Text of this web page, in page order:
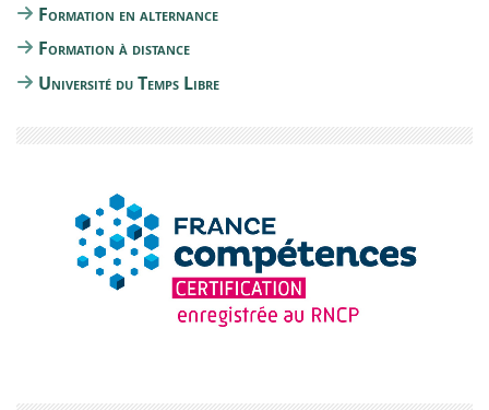
Formation en alternance
Formation à distance
Université du Temps Libre